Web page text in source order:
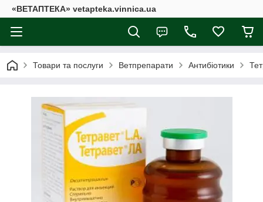
«ВЕТАПТЕКА» vetapteka.vinnica.ua
Товари та послуги Ветпрепарати Антибіотики